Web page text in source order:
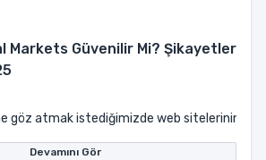
Markets Güvenilir Mi? Şikayetler
göz atmak istediğimizde web sitelerinin
Devamını Gör